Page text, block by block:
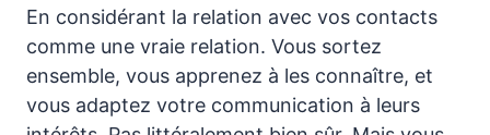
En considérant la relation avec vos contacts
comme une vraie relation. Vous sortez
ensemble, vous apprenez à les connaître, et
vous adaptez votre communication à leurs